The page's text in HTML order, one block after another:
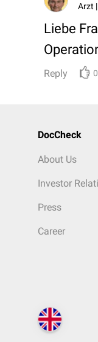
Arzt
Liebe
Reply 0
DocCheck
About Us
Investor
Press
Career